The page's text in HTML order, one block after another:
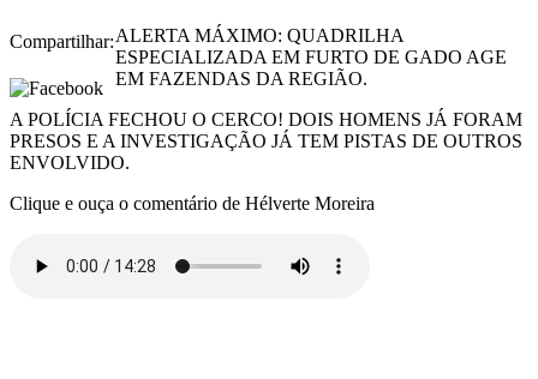
Compartilhar:ALERTA MÁXIMO: QUADRILHA
ESPECIALIZADA EM FURTO DE GADO AGE
EM FAZENDAS DA REGIÃO.
A POLÍCIA FECHOU O CERCO! DOIS HOMENS JÁ FORAM
PRESOS E A INVESTIGAÇÃO JÁ TEM PISTAS DE OUTROS
ENVOLVIDO.
Clique e ouça o comentário de Hélverte Moreira